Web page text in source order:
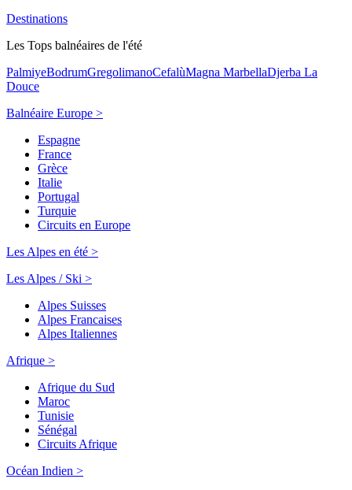
Destinations
Les Tops balnéaires de l'été
PalmiyeBodrumGregolimanoCefalùMagna MarbellaDjerba La
Douce
Balnéaire Europe >
Espagne
France
Grèce
Italie
Portugal
Turquie
Circuits en Europe
Les Alpes en été >
Les Alpes / Ski >
Alpes Suisses
Alpes Francaises
Alpes Italiennes
Afrique >
Afrique du Sud
Maroc
Tunisie
Sénégal
Circuits Afrique
Océan Indien >